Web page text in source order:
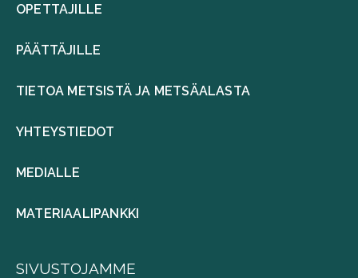
OPETTAJILLE
PÄÄTTÄJILLE
TIETOA METSISTÄ JA METSÄALASTA
YHTEYSTIEDOT
MEDIALLE
MATERIAALIPANKKI
SIVUSTOJAMME